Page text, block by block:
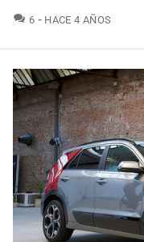
6 COMENTARIOS
HACE 4 AÑOS